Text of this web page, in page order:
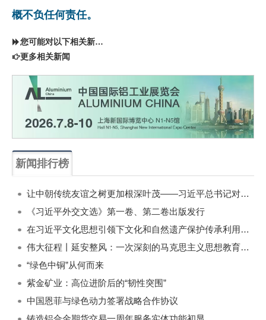
概不负任何责任。
您可能对以下相关新闻同样感兴趣
更多相关新闻
新闻排行榜
让中朝传统友谊之树更加根深叶茂——习近平总书记对朝鲜进行国事访问纪实
《习近平外交文选》第一卷、第二卷出版发行
在习近平文化思想引领下文化和自然遗产保护传承利用工作开创新局面
伟大征程丨延安整风：一次深刻的马克思主义思想教育运动
“绿色中铜”从何而来
紫金矿业：高位进阶后的“韧性突围”
中国恩菲与绿色动力签署战略合作协议